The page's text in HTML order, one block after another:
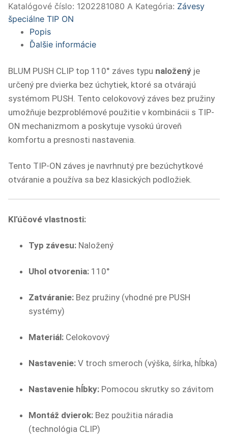
top
110
70T3550.TL
Katalógové číslo: 1202281080 A Kategória: Závesy
špeciálne TIP ON
Popis
Ďalšie informácie
BLUM PUSH CLIP top 110° záves typu naložený je
určený pre dvierka bez úchytiek, ktoré sa otvárajú
systémom PUSH. Tento celokovový záves bez pružiny
umožňuje bezproblémové použitie v kombinácii s TIP-
ON mechanizmom a poskytuje vysokú úroveň
komfortu a presnosti nastavenia.
Tento TIP-ON záves je navrhnutý pre bezúchytkové
otváranie a používa sa bez klasických podložiek.
Kľúčové vlastnosti:
Typ závesu: Naložený
Uhol otvorenia: 110°
Zatváranie: Bez pružiny (vhodné pre PUSH
systémy)
Materiál: Celokovový
Nastavenie: V troch smeroch (výška, šírka, hĺbka)
Nastavenie hĺbky: Pomocou skrutky so závitom
Montáž dvierok: Bez použitia náradia
(technológia CLIP)